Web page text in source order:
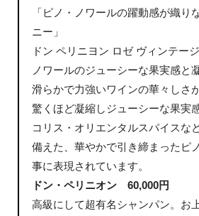
「ピノ・ノワールの躍動感が織り
ニー」
ドン ペリニヨン ロゼ ヴィンテー
ノワールのジューシーな果実感と
滑らかで力強いワインの華々しさ
驚くほど凝縮しジューシーな果実
コリス・オリエンタルスパイスな
備えた、華やかで引き締まったピ
事に表現されています。
ドン・ペリニオン 60,000円
高級にして超有名シャンパン。お